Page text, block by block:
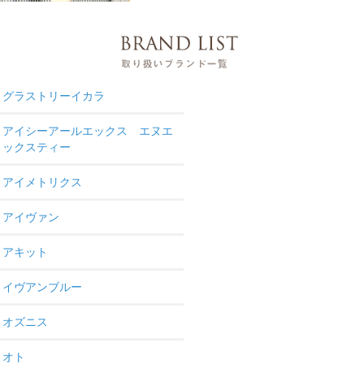
グラストリーイカラ
アイシーアールエックス エヌエ
ックスティー
アイメトリクス
アイヴァン
アキット
イヴアンブルー
オズニス
オト